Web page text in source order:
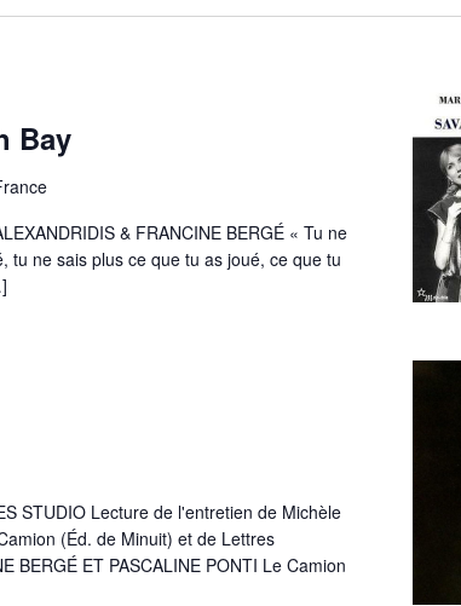
Bay
& FRANCINE BERGÉ « Tu ne
tu ne sais plus ce que tu as joué, ce que tu
STUDIO Lecture de l'entretien de Michèle
(Éd. de Minuit) et de Lettres
BERGÉ ET PASCALINE PONTI Le Camion